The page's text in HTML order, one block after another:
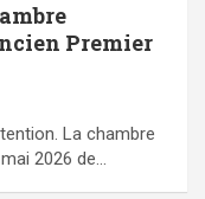
Premier
La chambre
2026 de…